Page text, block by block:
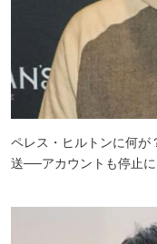
ペレス・ヒルトンに何
送──アカウントも停止に